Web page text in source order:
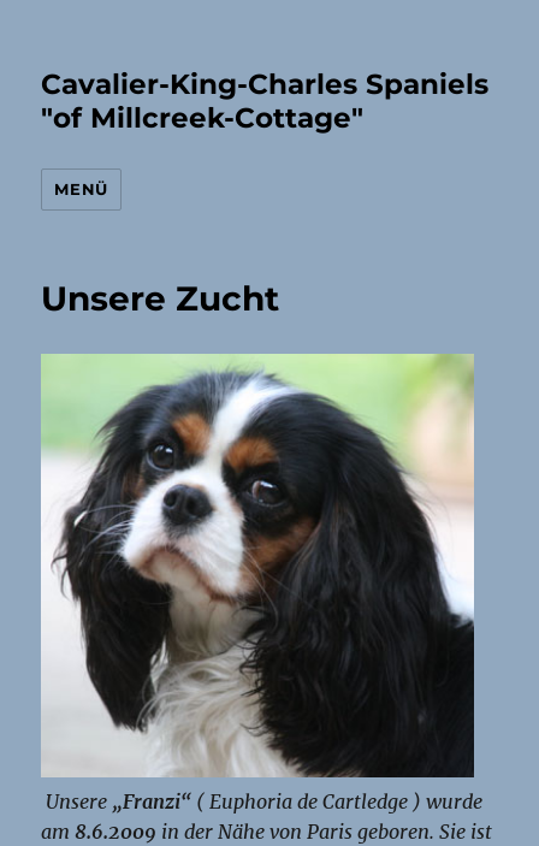
Cavalier-King-Charles Spaniels
"of Millcreek-Cottage"
MENÜ
Unsere Zucht
Unsere „Franzi“ ( Euphoria de Cartledge ) wurde
am8.6.2009 in der Nähe von Paris geboren. Sie ist